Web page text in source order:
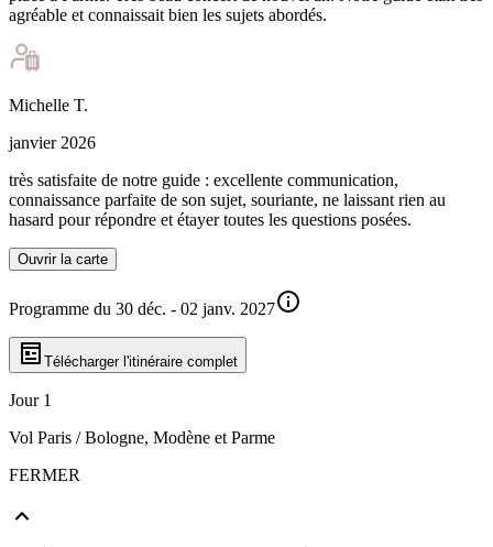
agréable et connaissait bien les sujets abordés.
Michelle T.
janvier 2026
très satisfaite de notre guide : excellente communication,
connaissance parfaite de son sujet, souriante, ne laissant rien au
hasard pour répondre et étayer toutes les questions posées.
Ouvrir la carte
Programme du 30 déc. - 02 janv. 2027
Télécharger l'itinéraire complet
Jour 1
Vol Paris / Bologne, Modène et Parme
FERMER